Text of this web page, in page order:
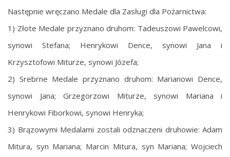
Następnie wręczano Medale dla Zasługi dla Pożarnictwa:
1) Złote Medale przyznano druhom: Tadeuszowi Pawelcowi,
synowi Stefana; Henrykowi Dence, synowi Jana i
Krzysztofowi Miturze, synowi Józefa;
2) Srebrne Medale przyznano druhom: Marianowi Dence,
synowi Jana; Grzegorzowi Miturze, synowi Mariana i
Henrykowi Fiborkowi, synowi Henryka;
3) Brązowymi Medalami zostali odznaczeni druhowie: Adam
Mitura, syn Mariana; Marcin Mitura, syn Mariana; Wojciech